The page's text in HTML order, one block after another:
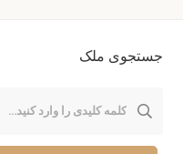
جستجوی ملک